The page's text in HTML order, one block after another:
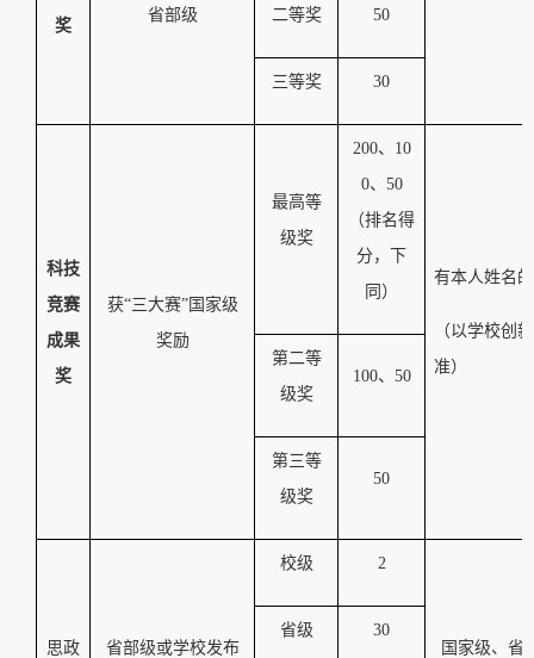
奖
省部级 二等奖 50
三等奖 30
科技
竞赛
成果
奖
获“三大赛”国家级
奖励
最高等
级奖
200、 10
0、 50
（排名得
分，下
同）
有本人姓名
（以学校创
准）
第二等
级奖
100、 50
第三等
级奖
50
思政
省部级或学校发布
校级 2
国家级、 省
省级 30